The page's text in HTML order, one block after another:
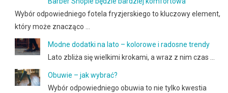
Wybór odpowiedniego fotela fryzjerskiego to kluczowy element,
który może znacząco …
Modne dodatki na lato – kolorowe i radosne trendy
Lato zbliża się wielkimi krokami, a wraz z nim czas …
Obuwie – jak wybrać?
Wybór odpowiedniego obuwia to nie tylko kwestia